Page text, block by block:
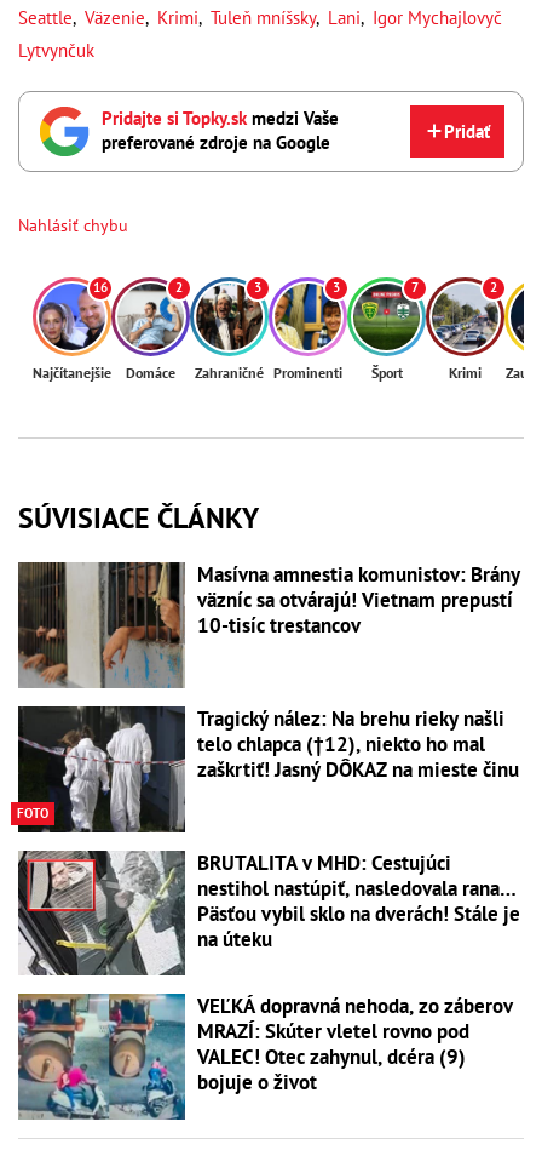
Seattle, Väzenie, Krimi, Tuleň mníšsky, Lani, Igor Mychajlovyč
Lytvynčuk
Pridajte si Topky.skmedzi Vaše
preferované zdroje na Google
Pridať
Nahlásiť chybu
16
Najčítanejšie
2
Domáce
3
Zahraničné
3
Prominenti
7
Šport
2
Krimi
SÚVISIACE ČLÁNKY
Masívna amnestia komunistov: Brány
väzníc sa otvárajú! Vietnam prepustí
10-tisíc trestancov
FOTO
Tragický nález: Na brehu rieky našli
telo chlapca (†12), niekto ho mal
zaškrtiť! Jasný DÔKAZ na mieste činu
BRUTALITA v MHD: Cestujúci
nestihol nastúpiť, nasledovala rana…
Päsťou vybil sklo na dverách! Stále je
na úteku
VEĽKÁ dopravná nehoda, zo záberov
MRAZÍ: Skúter vletel rovno pod
VALEC! Otec zahynul, dcéra (9)
bojuje o život